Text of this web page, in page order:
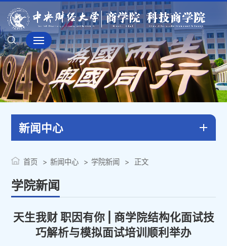
新闻中心
学院新闻
首页 新闻中心 学院新闻 正文
天生我财 职因有你 | 商学院结构化面试技
巧解析与模拟面试培训顺利举办